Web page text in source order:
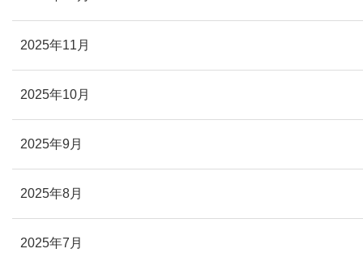
2025年11月
2025年10月
2025年9月
2025年8月
2025年7月